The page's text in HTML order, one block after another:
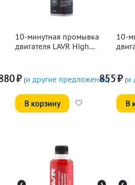
10-минутная промывка
двигателя LAVR High
₽ (и другие предложения)
В корзину
10-
855₽ (и
В